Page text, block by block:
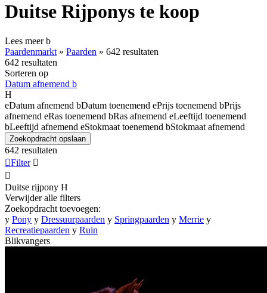
Duitse Rijponys te koop
Lees meerb
Paardenmarkt » Paarden » 642 resultaten
642 resultaten
Sorteren op
Datum afnemend b
H
eDatum afnemend bDatum toenemend ePrijs toenemend bPrijs
afnemend eRas toenemend bRas afnemend eLeeftijd toenemend
bLeeftijd afnemend eStokmaat toenemend bStokmaat afnemend
Zoekopdracht opslaan
642 resultaten
Filter 

Duitse rijpony H
Verwijder alle filters
Zoekopdracht toevoegen:
y Pony y Dressuurpaarden y Springpaarden y Merrie y
Recreatiepaarden y Ruin
Blikvangers